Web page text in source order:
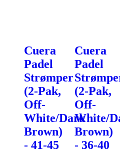
Cuera
Padel
Strømper
(2-Pak,
Off-
White/Dark
Brown)
- 41-45
Cuera
Padel
(2-Pak,
Off-
White/
Brown)
- 36-40